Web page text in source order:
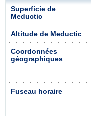
Superficie de
Meductic
Altitude de Meductic
Coordonnées
géographiques
Fuseau horaire